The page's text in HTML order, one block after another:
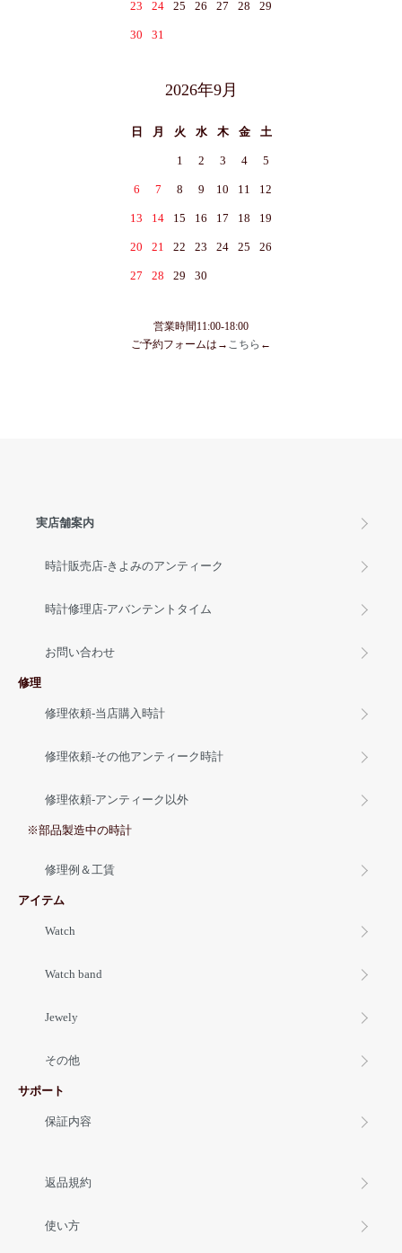
23 24 25 26 27 28 29
30 31
2026年9月
日 月 火 水 木 金 土
1 2 3 4 5
6 7 8 9 10 11 12
13 14 15 16 17 18 19
20 21 22 23 24 25 26
27 28 29 30
営業時間11:00-18:00
ご予約フォームは→ こちら ←
実店舗案内
時計販売店-きよみのアンティーク
時計修理店-アバンテントタイム
お問い合わせ
修理
修理依頼-当店購入時計
修理依頼-その他アンティーク時計
修理依頼-アンティーク以外
※部品製造中の時計
修理例＆工賃
アイテム
Watch
Watch band
Jewely
その他
サポート
保証内容
返品規約
使い方